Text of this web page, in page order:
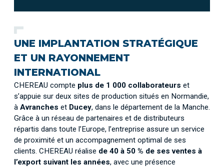
UNE IMPLANTATION STRATÉGIQUE
ET UN RAYONNEMENT
INTERNATIONAL
CHEREAU compte plus de 1 000 collaborateurs et
s’appuie sur deux sites de production situés en Normandie,
à Avranches et Ducey, dans le département de la Manche.
Grâce à un réseau de partenaires et de distributeurs
répartis dans toute l’Europe, l’entreprise assure un service
de proximité et un accompagnement optimal de ses
clients. CHEREAU réalise de 40 à 50 % de ses ventes à
l’export suivant les années, avec une présence